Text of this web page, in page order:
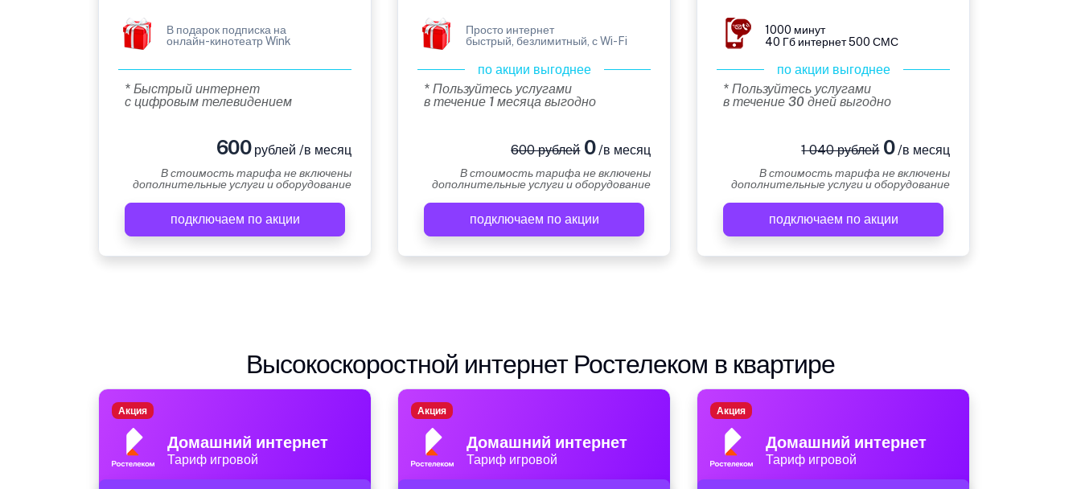
В подарок подписка на
онлайн-кинотеатр Wink
* Быстрый интернет
с цифровым телевидением
600рублей /в месяц
В стоимость тарифа не включены
дополнительные услуги и оборудование
подключаем по акции
Просто интернет
быстрый, безлимитный, с Wi-Fi
по акции выгоднее
* Пользуйтесь услугами
в течение 1 месяца выгодно
600 рублей0/в месяц
В стоимость тарифа не включены
дополнительные услуги и оборудование
подключаем по акции
1000 минут
40 Гб интернет 500 СМС
по акции выгоднее
* Пользуйтесь услугами
в течение 30 дней выгодно
1 040 рублей0/в месяц
В стоимость тарифа не включены
дополнительные услуги и оборудование
подключаем по акции
Высокоскоростной интернет Ростелеком в квартире
Домашний интернет
Тариф игровой
Акция
Домашний интернет
Тариф игровой
Акция
Домашний интернет
Тариф игровой
Акция